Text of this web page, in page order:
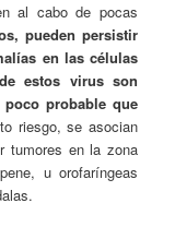
al cabo de pocas
pueden persistir
en las células
estos virus son
probable que
riesgo, se asocian
tumores en la zona
u orofaríngeas